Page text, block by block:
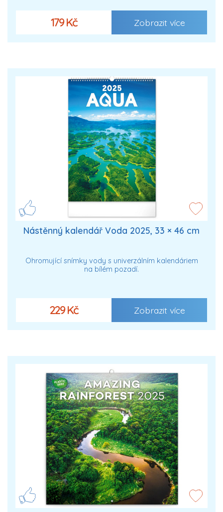
179 Kč Zobrazit více
Nástěnný kalendář Voda 2025, 33 × 46 cm
Ohromující snímky vody s univerzálním kalendáriem
na bílém pozadí.
229 Kč Zobrazit více